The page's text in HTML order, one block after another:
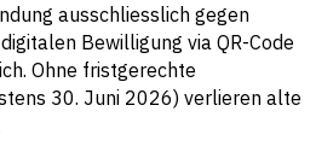
ausschliesslich gegen
Bewilligung via QR-Code
Ohne fristgerechte
30. Juni 2026) verlieren alte